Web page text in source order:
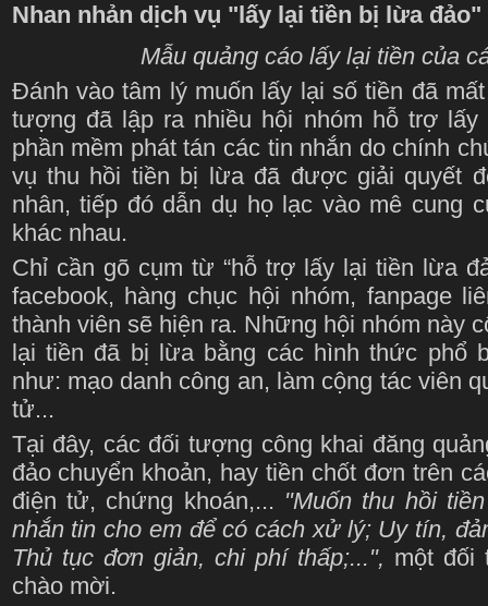
Nhan nhản dịch vụ "lấy lại tiền bị lừa đảo"
Mẫu quảng cáo lấy lại tiền của
Đánh vào tâm lý muốn lấy lại số tiền đã
tượng đã lập ra nhiều hội nhóm hỗ trợ
phần mềm phát tán các tin nhắn do chính
vụ thu hồi tiền bị lừa đã được giải quyết
nhân, tiếp đó dẫn dụ họ lạc vào mê cung
khác nhau.
Chỉ cần gõ cụm từ “hỗ trợ lấy lại tiền lừa
facebook, hàng chục hội nhóm, fanpage
thành viên sẽ hiện ra. Những hội nhóm này
lại tiền đã bị lừa bằng các hình thức phổ
như: mạo danh công an, làm cộng tác viên
tử...
Tại đây, các đối tượng công khai đăng
đảo chuyển khoản, hay tiền chốt đơn trên
điện tử, chứng khoán,... "Muốn thu hồi
nhắn tin cho em để có cách xử lý; Uy tín,
Thủ tục đơn giản, chi phí thấp;...", một đối
chào mời.